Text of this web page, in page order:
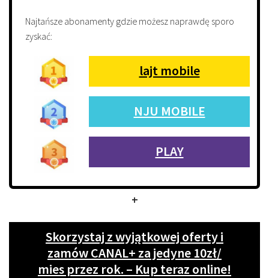
Najtańsze abonamenty gdzie możesz naprawdę sporo
zyskać:
lajt mobile
NJU MOBILE
PLAY
+
Skorzystaj z wyjątkowej oferty i
zamów CANAL+ za jedyne 10zł/
mies przez rok. – Kup teraz online!